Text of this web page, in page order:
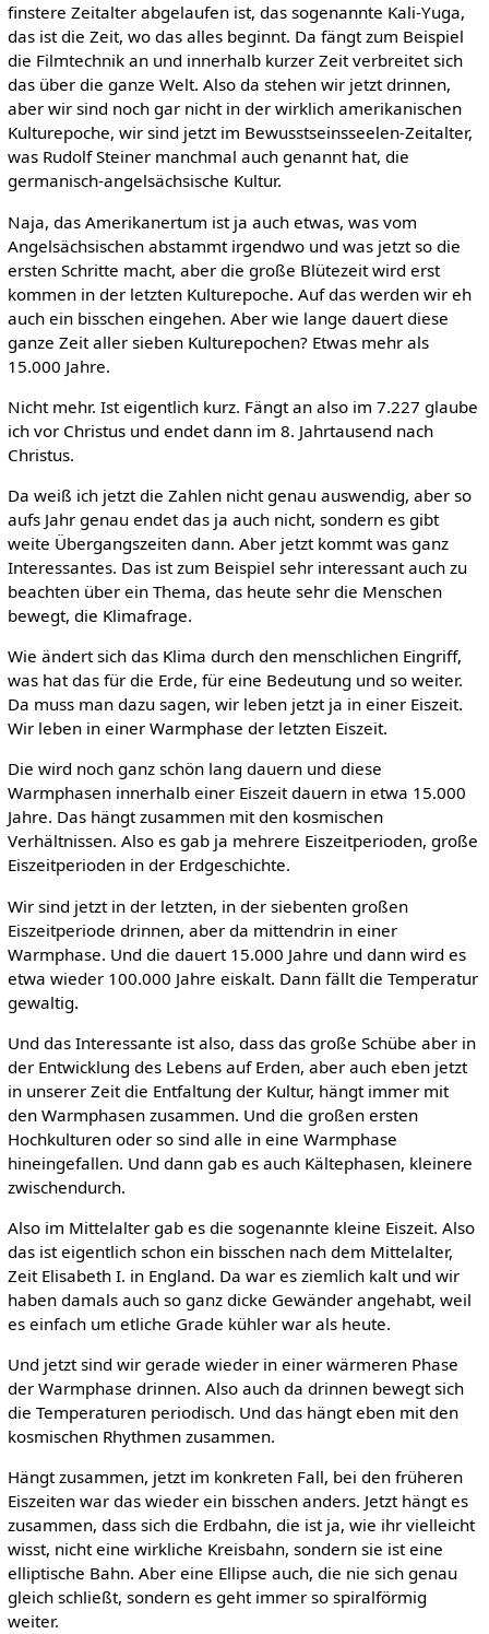
finstere Zeitalter abgelaufen ist, das sogenannte Kali-Yuga,
das ist die Zeit, wo das alles beginnt. Da fängt zum Beispiel
die Filmtechnik an und innerhalb kurzer Zeit verbreitet sich
das über die ganze Welt. Also da stehen wir jetzt drinnen,
aber wir sind noch gar nicht in der wirklich amerikanischen
Kulturepoche, wir sind jetzt im Bewusstseinsseelen-Zeitalter,
was Rudolf Steiner manchmal auch genannt hat, die
germanisch-angelsächsische Kultur.
Naja, das Amerikanertum ist ja auch etwas, was vom
Angelsächsischen abstammt irgendwo und was jetzt so die
ersten Schritte macht, aber die große Blütezeit wird erst
kommen in der letzten Kulturepoche. Auf das werden wir eh
auch ein bisschen eingehen. Aber wie lange dauert diese
ganze Zeit aller sieben Kulturepochen? Etwas mehr als
15.000 Jahre.
Nicht mehr. Ist eigentlich kurz. Fängt an also im 7.227 glaube
ich vor Christus und endet dann im 8. Jahrtausend nach
Christus.
Da weiß ich jetzt die Zahlen nicht genau auswendig, aber so
aufs Jahr genau endet das ja auch nicht, sondern es gibt
weite Übergangszeiten dann. Aber jetzt kommt was ganz
Interessantes. Das ist zum Beispiel sehr interessant auch zu
beachten über ein Thema, das heute sehr die Menschen
bewegt, die Klimafrage.
Wie ändert sich das Klima durch den menschlichen Eingriff,
was hat das für die Erde, für eine Bedeutung und so weiter.
Da muss man dazu sagen, wir leben jetzt ja in einer Eiszeit.
Wir leben in einer Warmphase der letzten Eiszeit.
Die wird noch ganz schön lang dauern und diese
Warmphasen innerhalb einer Eiszeit dauern in etwa 15.000
Jahre. Das hängt zusammen mit den kosmischen
Verhältnissen. Also es gab ja mehrere Eiszeitperioden, große
Eiszeitperioden in der Erdgeschichte.
Wir sind jetzt in der letzten, in der siebenten großen
Eiszeitperiode drinnen, aber da mittendrin in einer
Warmphase. Und die dauert 15.000 Jahre und dann wird es
etwa wieder 100.000 Jahre eiskalt. Dann fällt die Temperatur
gewaltig.
Und das Interessante ist also, dass das große Schübe aber in
der Entwicklung des Lebens auf Erden, aber auch eben jetzt
in unserer Zeit die Entfaltung der Kultur, hängt immer mit
den Warmphasen zusammen. Und die großen ersten
Hochkulturen oder so sind alle in eine Warmphase
hineingefallen. Und dann gab es auch Kältephasen, kleinere
zwischendurch.
Also im Mittelalter gab es die sogenannte kleine Eiszeit. Also
das ist eigentlich schon ein bisschen nach dem Mittelalter,
Zeit Elisabeth I. in England. Da war es ziemlich kalt und wir
haben damals auch so ganz dicke Gewänder angehabt, weil
es einfach um etliche Grade kühler war als heute.
Und jetzt sind wir gerade wieder in einer wärmeren Phase
der Warmphase drinnen. Also auch da drinnen bewegt sich
die Temperaturen periodisch. Und das hängt eben mit den
kosmischen Rhythmen zusammen.
Hängt zusammen, jetzt im konkreten Fall, bei den früheren
Eiszeiten war das wieder ein bisschen anders. Jetzt hängt es
zusammen, dass sich die Erdbahn, die ist ja, wie ihr vielleicht
wisst, nicht eine wirkliche Kreisbahn, sondern sie ist eine
elliptische Bahn. Aber eine Ellipse auch, die nie sich genau
gleich schließt, sondern es geht immer so spiralförmig
weiter.